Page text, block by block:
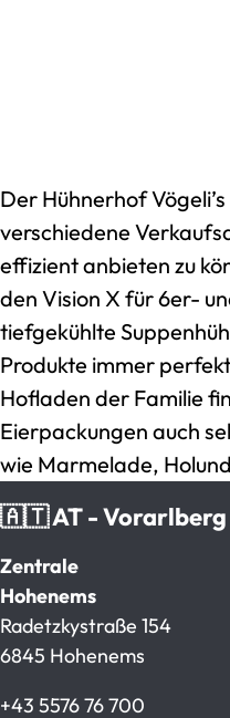
Der Hühnerhof
verschiedene
effizient anbieten zu
den Vision X für 6er-
tiefgekühlte
Produkte immer
Hofladen der Familie
Eierpackungen auch
wie Marmelade,
🇦🇹 AT - Vorarlberg
Zentrale
Hohenems
Radetzkystraße 154
6845 Hohenems
+43 5576 76 700